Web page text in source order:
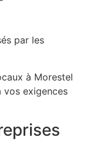
par les
à Morestel
exigences